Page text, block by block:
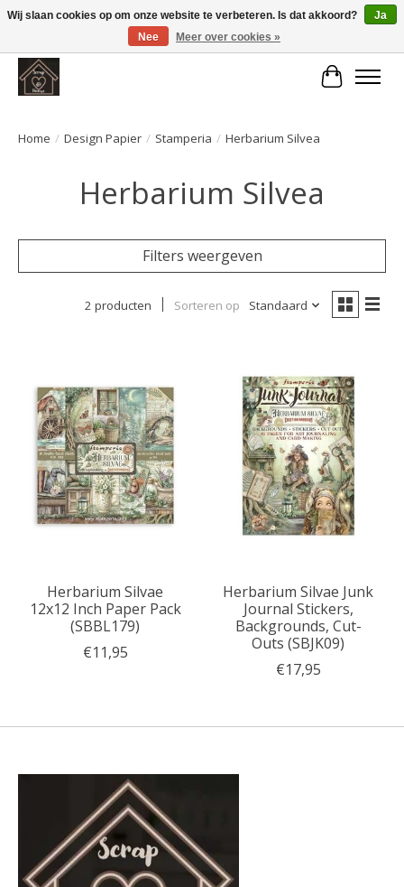
Large selection of products and fast shipping!
Home / Design Papier / Stamperia / Herbarium Silvea
Herbarium Silvea
Filters weergeven
2 producten Sorteren op Standaard
Herbarium Silvae
12x12 Inch Paper Pack
(SBBL179)
€11,95
Herbarium Silvae Junk
Journal Stickers,
Backgrounds, Cut-
Outs (SBJK09)
€17,95
Wij slaan cookies op om onze website te verbeteren. Is dat akkoord?
Ja
Nee
Meer over cookies »